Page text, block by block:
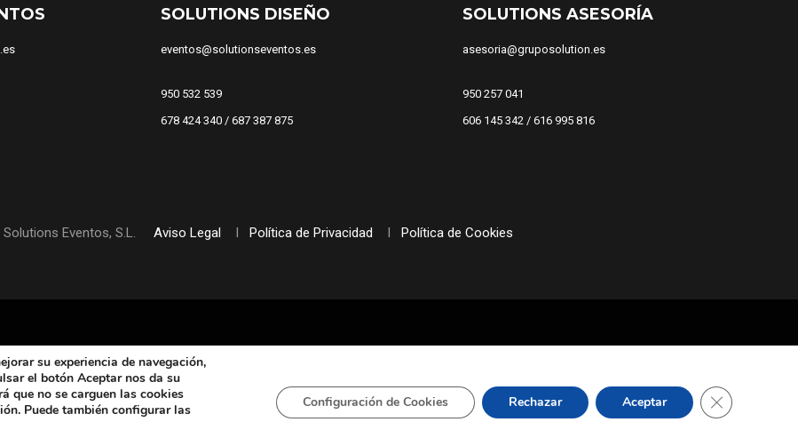
SOLUTIONS DISEÑO
eventos@solutionseventos.es
950 532 539
678 424 340 / 687 387 875
SOLUTIONS ASESORÍA
asesoria@gruposolution.es
950 257 041
606 145 342 / 616 995 816
Eventos, S.L. Aviso Legal I Política de Privacidad I Política de Cookies
su experiencia de navegación,
el botón Aceptar nos da su
que no se carguen las cookies
Puede también configurar las
Aceptar
Rechazar
Configuración de Cookies Cerrar el